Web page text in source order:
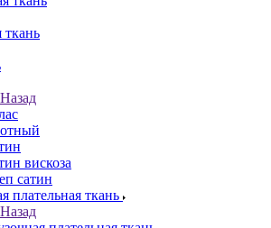
ткань
Назад
вискоза
сатин
плательная ткань
Назад